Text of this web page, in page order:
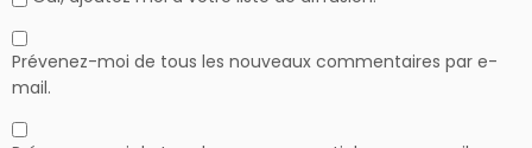
Prévenez-moi de tous les nouveaux commentaires par e-
mail.